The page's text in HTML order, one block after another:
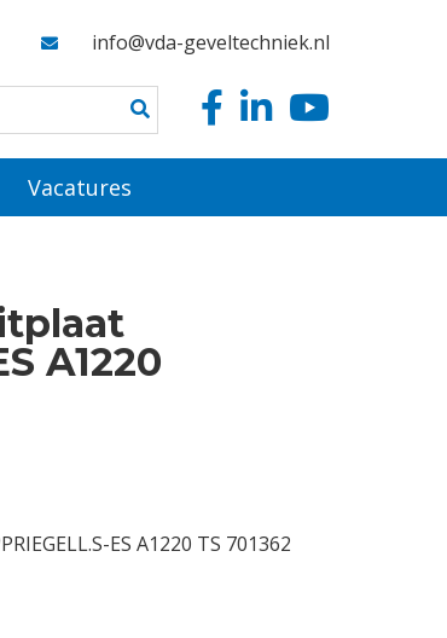
info@vda-geveltechniek.nl
Vacatures
A1220
ES A1220 TS 701362